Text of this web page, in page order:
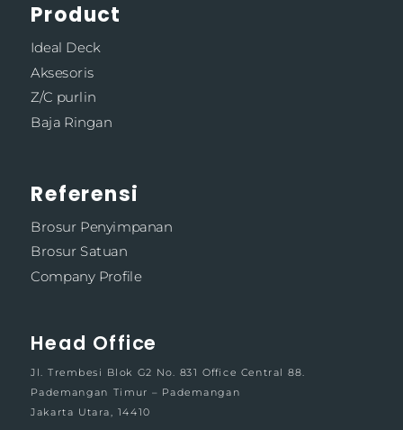
Product
Ideal Deck
Aksesoris
Z/C purlin
Baja Ringan
Referensi
Brosur Penyimpanan
Brosur Satuan
Company Profile
Head Office
Jl. Trembesi Blok G2 No. 831 Office Central 88.
Pademangan Timur – Pademangan
Jakarta Utara, 14410